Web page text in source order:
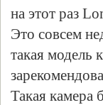
на этот раз
Это совсем
такая модель
Такая камера